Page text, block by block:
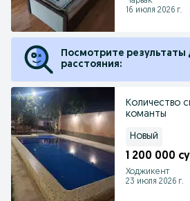
16 июля 2026 г.
Посмотрите результаты
расстояния:
Количество
команты
Новый
1 200 000
Ходжикент
23 июля 2026 г.